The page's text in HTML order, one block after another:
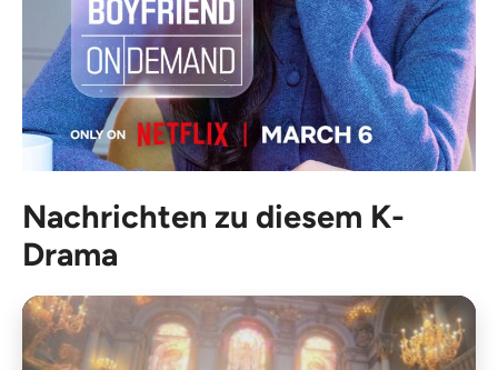
Nachrichten zu diesem K-
Drama